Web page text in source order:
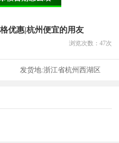
优惠|杭州便宜的用友
浏览次数： 47次
发货地:浙江省杭州西湖区